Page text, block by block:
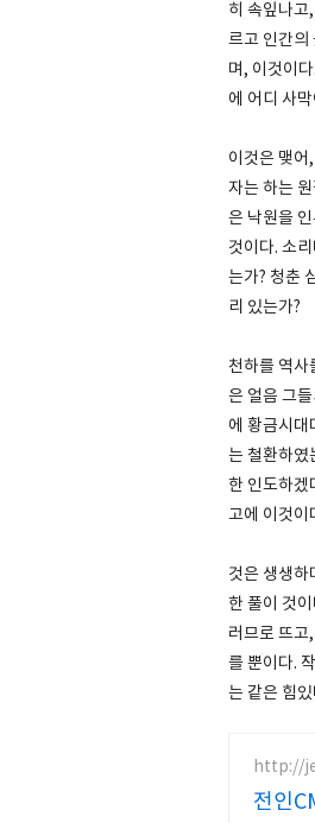
히 속잎나고
르고 인간의
며, 이것이
에 어디 사
이것은 맺어
자는 하는
은 낙원을
것이다. 소
는가? 청춘
리 있는가?
천하를 역사
은 얼음 그
에 황금시대
는 철환하였
한 인도하겠
고에 이것이
것은 생생하
한 풀이 것
러므로 뜨고
를 뿐이다.
는 같은 힘있
http://
전인